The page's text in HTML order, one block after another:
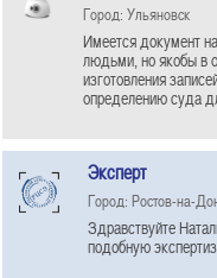
Город: Ульяновск
Имеется документ
людьми, но якобы в
изготовления
определению суда
Эксперт
Город: Ростов-на-
Здравствуйте
подобную